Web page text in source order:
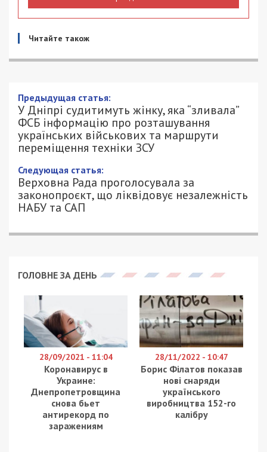
Читайте також
Предыдущая статья:
У Дніпрі судитимуть жінку, яка “зливала”
ФСБ інформацію про розташування
українських військових та маршрути
переміщення техніки ЗСУ
Следующая статья:
Верховна Рада проголосувала за
законопроєкт, що ліквідовує незалежність
НАБУ та САП
ГОЛОВНЕ ЗА ДЕНЬ
28/09/2021 - 11:04
Коронавирус в
Украине:
Днепропетровщина
снова бьет
антирекорд по
заражениям
28/11/2022 - 10:47
Борис Філатов показав
нові снаряди
українського
виробництва 152-го
калібру